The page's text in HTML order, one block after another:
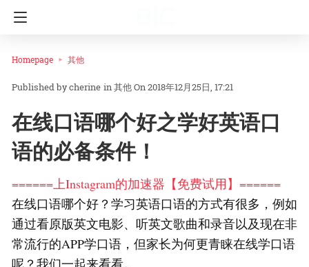
Homepage 其他
cherine in其他On 2018年12月25日, 17:21
在线口语哪个好之学好英语口
语的必备条件！
======上Instagram的加速器【免费试用】======
在线口语哪个好？学习英语口语的方式有很多，例如
通过看原版英文电影、听英文歌曲和录音以及现在非
常流行的APP学口语，但家长为何更青睐在线学口语